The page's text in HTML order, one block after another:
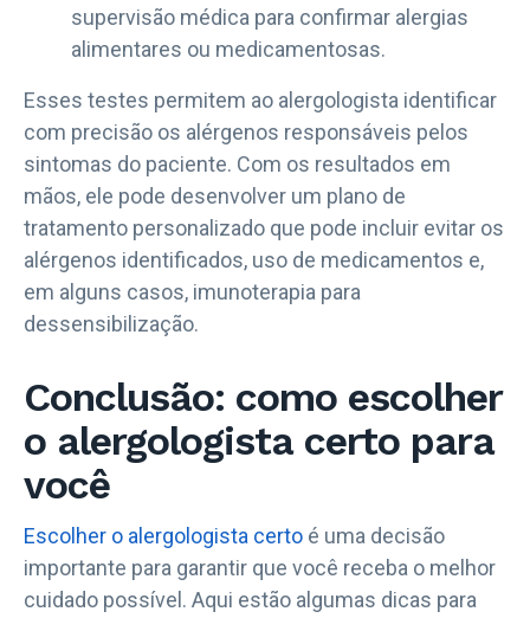
supervisão médica para confirmar alergias
alimentares ou medicamentosas.
Esses testes permitem ao alergologista identificar
com precisão os alérgenos responsáveis pelos
sintomas do paciente. Com os resultados em
mãos, ele pode desenvolver um plano de
tratamento personalizado que pode incluir evitar os
alérgenos identificados, uso de medicamentos e,
em alguns casos, imunoterapia para
dessensibilização.
Conclusão: como escolher
o alergologista certo para
você
Escolher o alergologista certo é uma decisão
importante para garantir que você receba o melhor
cuidado possível. Aqui estão algumas dicas para